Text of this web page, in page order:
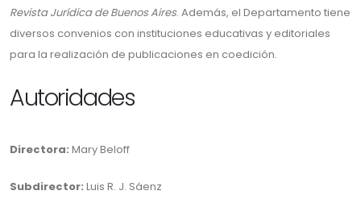
Revista Jurídica de Buenos Aires. Además, el Departamento tiene
diversos convenios con instituciones educativas y editoriales
para la realización de publicaciones en coedición.
Autoridades
Directora: Mary Beloff
Subdirector: Luis R. J. Sáenz